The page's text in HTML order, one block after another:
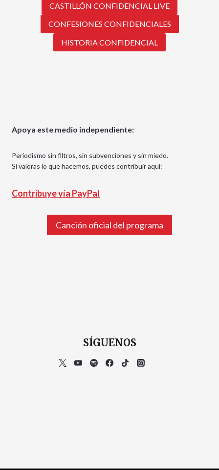
CASTILLÓN CONFIDENCIAL LIVE
CONFESIONES CONFIDENCIALES
HISTORIA CONFIDENCIAL
Apoya este medio independiente:
Periodismo sin filtros, sin subvenciones y sin miedo.
Si valoras lo que hacemos, puedes contribuir aquí:
Contribuye vía PayPal
Canción oficial del programa
SÍGUENOS